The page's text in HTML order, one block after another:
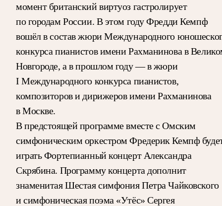
момент британский виртуоз гастролирует
по городам России. В этом году Фредди Кемпф
вошёл в состав жюри Международного
конкурса пианистов имени Рахманинова в
Новгороде, а в прошлом году — в жюри
I Международного конкурса пианистов,
композиторов и дирижеров имени Рахманинова
в Москве.
В предстоящей программе вместе с Омским
симфоническим оркестром Фредерик Кемпф
играть Фортепианный концерт Александра
Скрябина. Программу концерта дополнит
знаменитая Шестая симфония Петра Чайковского
и симфоническая поэма «Утёс» Сергея